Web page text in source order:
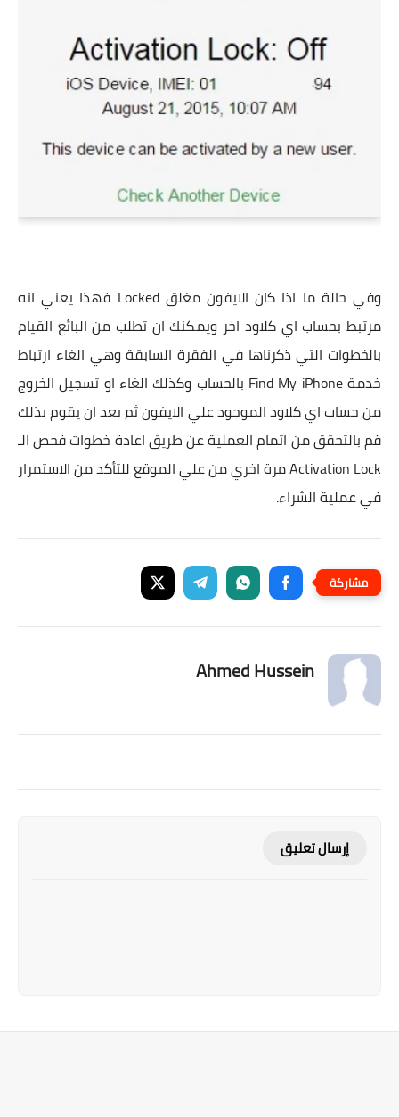
وفي حالة ما اذا كان الايفون مغلق Locked فهذا يعني انه
مرتبط بحساب اي كلاود اخر ويمكنك ان تطلب من البائع القيام
بالخطوات التي ذكرناها في الفقرة السابقة وهي الغاء ارتباط
خدمة Find My iPhone بالحساب وكذلك الغاء او تسجيل الخروج
من حساب اي كلاود الموجود علي الايفون ثم بعد ان يقوم بذلك
قم بالتحقق من اتمام العملية عن طريق اعادة خطوات فحص الـ
Activation Lock مرة اخري من علي الموقع للتأكد من الاستمرار
في عملية الشراء.
Ahmed Hussein
إرسال تعليق